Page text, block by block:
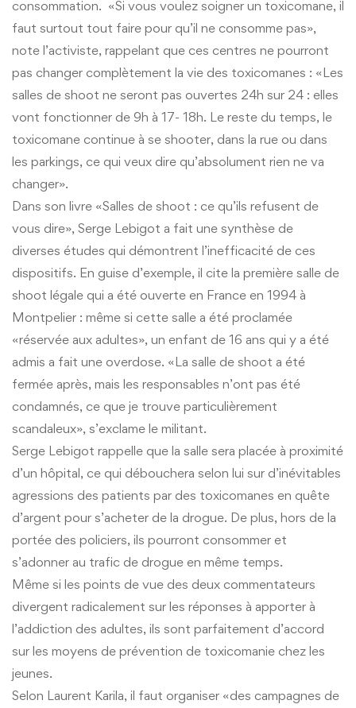
consommation. «Si vous voulez soigner un toxicomane, il
faut surtout tout faire pour qu’il ne consomme pas»,
note l’activiste, rappelant que ces centres ne pourront
pas changer complètement la vie des toxicomanes : «Les
salles de shoot ne seront pas ouvertes 24h sur 24 : elles
vont fonctionner de 9h à 17- 18h. Le reste du temps, le
toxicomane continue à se shooter, dans la rue ou dans
les parkings, ce qui veux dire qu’absolument rien ne va
changer».
Dans son livre «Salles de shoot : ce qu’ils refusent de
vous dire», Serge Lebigot a fait une synthèse de
diverses études qui démontrent l’inefficacité de ces
dispositifs. En guise d’exemple, il cite la première salle de
shoot légale qui a été ouverte en France en 1994 à
Montpelier : même si cette salle a été proclamée
«réservée aux adultes», un enfant de 16 ans qui y a été
admis a fait une overdose. «La salle de shoot a été
fermée après, mais les responsables n’ont pas été
condamnés, ce que je trouve particulièrement
scandaleux», s’exclame le militant.
Serge Lebigot rappelle que la salle sera placée à proximité
d’un hôpital, ce qui débouchera selon lui sur d’inévitables
agressions des patients par des toxicomanes en quête
d’argent pour s’acheter de la drogue. De plus, hors de la
portée des policiers, ils pourront consommer et
s’adonner au trafic de drogue en même temps.
Même si les points de vue des deux commentateurs
divergent radicalement sur les réponses à apporter à
l’addiction des adultes, ils sont parfaitement d’accord
sur les moyens de prévention de toxicomanie chez les
jeunes.
Selon Laurent Karila, il faut organiser «des campagnes de